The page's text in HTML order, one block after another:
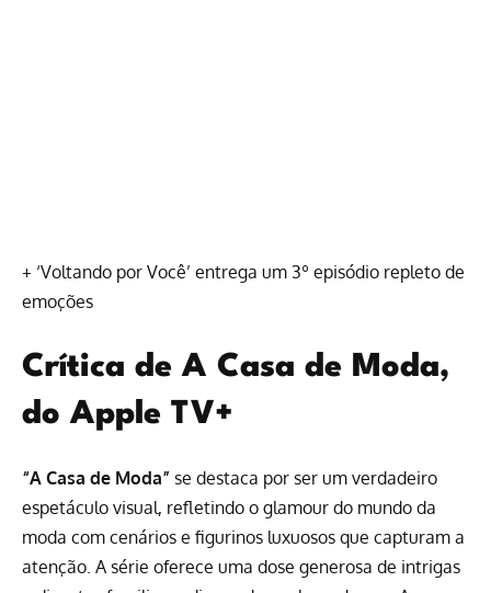
+ ‘Voltando por Você’ entrega um 3º episódio repleto de
emoções
Crítica de A Casa de Moda,
do Apple TV+
“A Casa de Moda” se destaca por ser um verdadeiro
espetáculo visual, refletindo o glamour do mundo da
moda com cenários e figurinos luxuosos que capturam a
atenção. A série oferece uma dose generosa de intrigas